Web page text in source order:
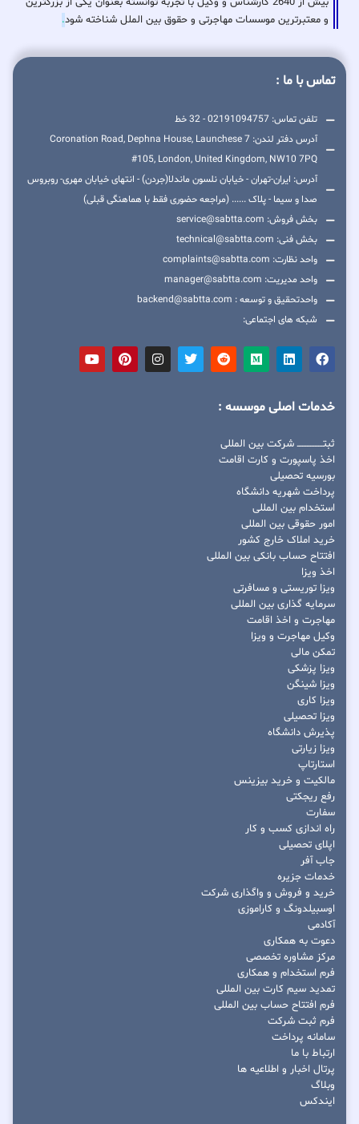
و معتبرترین موسسات مهاجرتی و حقوق بین الملل شناخته شود.
تماس با ما :
تلفن تماس: 02191094757 - 32 خط
آدرس دفتر لندن: 7 Coronation Road, Dephna House, Launchese
#105, London, United Kingdom, NW10 7PQ
آدرس: ایران-تهران - خیابان نلسون ماندلا(جردن) - انتهای خیابان مهری- روبروس
صدا و سیما - پلاک ...... (مراجعه حضوری فقط با هماهنگی قبلی)
بخش فروش: service@sabtta.com
بخش فنی: technical@sabtta.com
واحد نظارت: complaints@sabtta.com
واحد مدیریت: manager@sabtta.com
واحدتحقیق و توسعه : backend@sabtta.com
شبکه های اجتماعی:
خدمات اصلی موسسه :
ثبتــــــــــــــــ شرکت بین المللی
اخذ پاسپورت و کارت اقامت
بورسیه تحصیلی
پرداخت شهریه دانشگاه
استخدام بین المللی
امور حقوقی بین المللی
خرید املاک خارج کشور
افتتاح حساب بانکی بین المللی
اخذ ویزا
ویزا توریستی و مسافرتی
سرمایه گذاری بین المللی
مهاجرت و اخذ اقامت
وکیل مهاجرت و ویزا
تمکن مالی
ویزا پزشکی
ویزا شینگن
ویزا کاری
ویزا تحصیلی
پذیرش دانشگاه
ویزا زیارتی
استارتاپ
مالکیت و خرید بیزینس
رفع ریجکتی
سفارت
راه اندازی کسب و کار
اپلای تحصیلی
جاب آفر
خدمات جزیره
خرید و فروش و واگذاری شرکت
اوسبیلدونگ و کاراموزی
آکادمی
دعوت به همکاری
مرکز مشاوره تخصصی
فرم استخدام و همکاری
تمدید سیم کارت بین المللی
فرم افتتاح حساب بین المللی
فرم ثبت شرکت
سامانه پرداخت
ارتباط با ما
پرتال اخبار و اطلاعیه ها
وبلاگ
ایندکس